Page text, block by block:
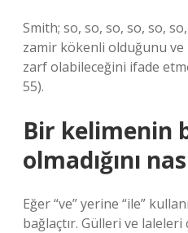
Smith; so, so, so, so, so,
zamir kökenli olduğunu ve
zarf olabileceğini ifade
55).
Bir kelimenin
olmadığını
Eğer “ve” yerine “ile”
bağlaçtır. Gülleri ve laleleri